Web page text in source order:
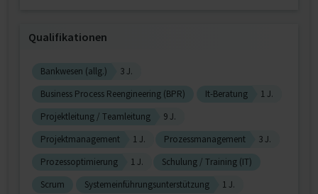
Qualifikationen
Bankwesen (allg.)
3 J.
Business Process Reengineering (BPR)
It-Beratung
1 J.
Projektleitung / Teamleitung
9 J.
Projektmanagement
1 J. Prozessmanagement
3 J.
Prozessoptimierung
1 J.
Schulung / Training (IT)
Scrum
Systemeinführungsunterstützung 1 J.